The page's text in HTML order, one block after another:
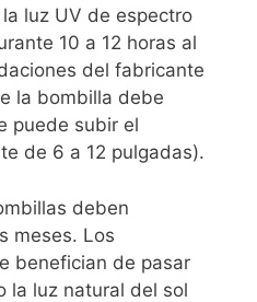
luz UV de espectro
10 a 12 horas al
del fabricante
la bombilla debe
puede subir el
de 6 a 12 pulgadas).
deben
meses. Los
benefician de pasar
la luz natural del sol